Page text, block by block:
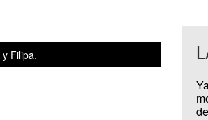
Filipa.